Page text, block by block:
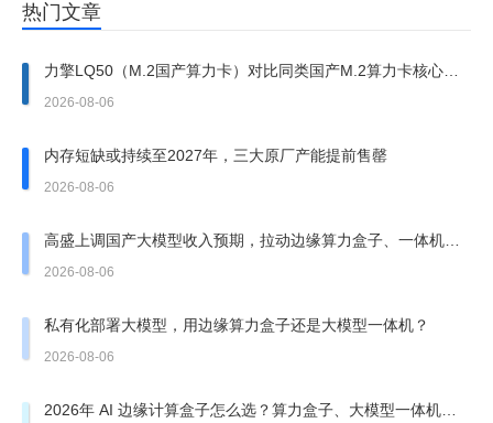
热门文章
力擎LQ50（M.2国产算力卡）对比同类国产M.2算力卡核心优
势
2026-08-06
内存短缺或持续至2027年，三大原厂产能提前售罄
2026-08-06
高盛上调国产大模型收入预期，拉动边缘算力盒子、一体机需
求走强
2026-08-06
私有化部署大模型，用边缘算力盒子还是大模型一体机？
2026-08-06
2026年 AI 边缘计算盒子怎么选？算力盒子、大模型一体机有